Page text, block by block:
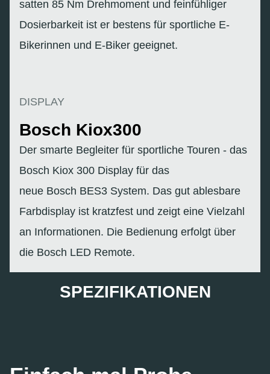
satten 85 Nm Drehmoment und feinfühliger
Dosierbarkeit ist er bestens für sportliche E-
Bikerinnen und E-Biker geeignet.
DISPLAY
Bosch Kiox300
Der smarte Begleiter für sportliche Touren - das
Bosch Kiox 300 Display für das
neue Bosch BES3 System. Das gut ablesbare
Farbdisplay ist kratzfest und zeigt eine Vielzahl
an Informationen. Die Bedienung erfolgt über
die Bosch LED Remote.
SPEZIFIKATIONEN